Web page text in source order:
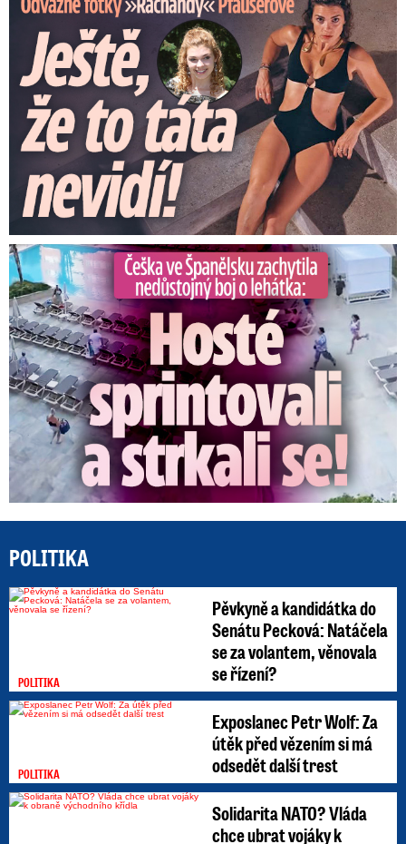
Češka ve Španělsku natočila nedůstojný boj o lehátka
POLITIKA
POLITIKA
Pěvkyně a kandidátka do
Senátu Pecková: Natáčela
se za volantem, věnovala
se řízení?
POLITIKA
Exposlanec Petr Wolf: Za
útěk před vězením si má
odsedět další trest
Solidarita NATO? Vláda
chce ubrat vojáky k